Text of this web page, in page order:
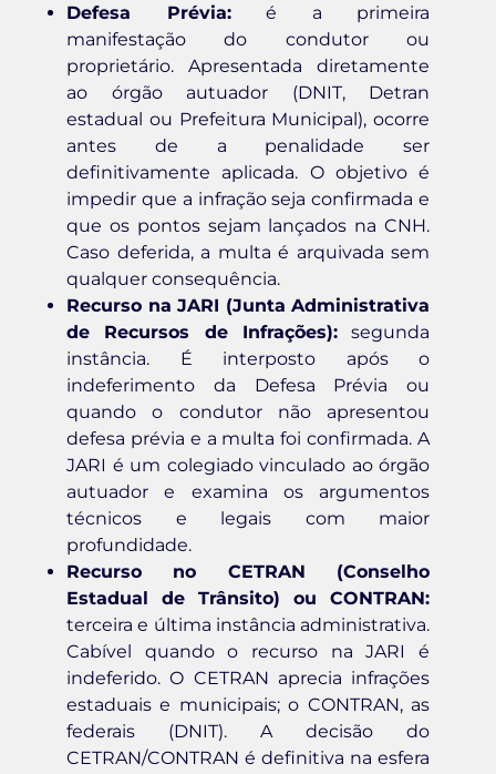
Defesa Prévia:é a primeira
manifestação do condutor ou
proprietário. Apresentada diretamente
ao órgão autuador (DNIT, Detran
estadual ou Prefeitura Municipal), ocorre
antes de a penalidade ser
definitivamente aplicada. O objetivo é
impedir que a infração seja confirmada e
que os pontos sejam lançados na CNH.
Caso deferida, a multa é arquivada sem
qualquer consequência.
Recurso na JARI (Junta Administrativa
de Recursos de Infrações):segunda
instância. É interposto após o
indeferimento da Defesa Prévia ou
quando o condutor não apresentou
defesa prévia e a multa foi confirmada. A
JARI é um colegiado vinculado ao órgão
autuador e examina os argumentos
técnicos e legais com maior
profundidade.
Recurso no CETRAN (Conselho
Estadual de Trânsito) ou CONTRAN:
terceira e última instância administrativa.
Cabível quando o recurso na JARI é
indeferido. O CETRAN aprecia infrações
estaduais e municipais; o CONTRAN, as
federais (DNIT). A decisão do
CETRAN/CONTRAN é definitiva na esfera